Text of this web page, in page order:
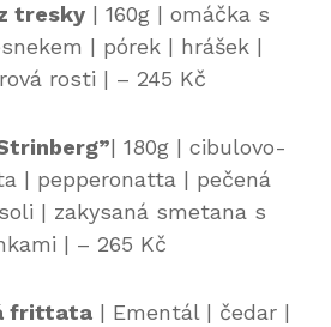
tresky| 160g | omáčka s
| pórek | hrášek |
rosti | – 245 Kč
| 180g | cibulovo-
| pepperonatta | pečená
| zakysaná smetana s
| – 265 Kč
frittata| Ementál | čedar |